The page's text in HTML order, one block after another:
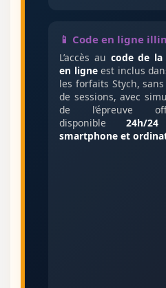
📱 Code en ligne
L’accès au code de
en ligneest inclus
les forfaits Stych,
de sessions, avec
de l’épreuve
disponible 24h/
smartphone et